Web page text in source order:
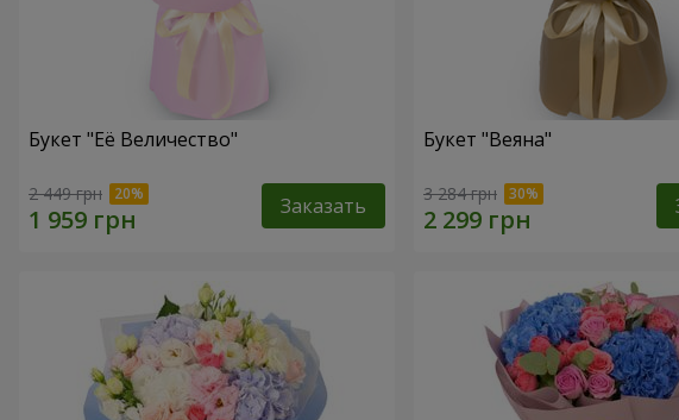
Букет "Её Величество"
2 449 грн Заказать
Букет "Веяна"
3 284 грн